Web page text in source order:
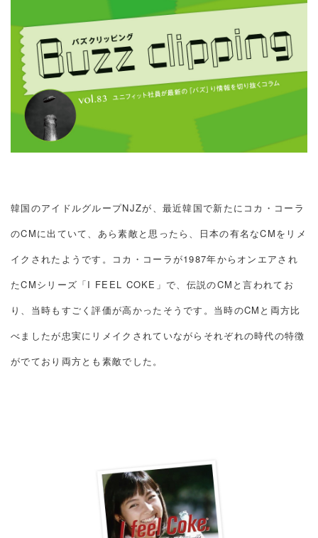
韓国のアイドルグループNJZが、最近韓国で新たにコカ・コーラ
のCMに出ていて、あら素敵と思ったら、日本の有名なCMをリメ
イクされたようです。コカ・コーラが1987年からオンエアされ
たCMシリーズ「I FEEL COKE」で、伝説のCMと言われてお
り、当時もすごく評価が高かったそうです。当時のCMと両方比
べましたが忠実にリメイクされていながらそれぞれの時代の特徴
がでており両方とも素敵でした。